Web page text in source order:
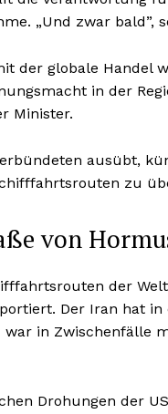
„Und zwar bald”,
der globale Handel
in der
Minister.
ausübt,
zu
von
der
Der Iran hat in
in Zwischenfälle
Drohungen der